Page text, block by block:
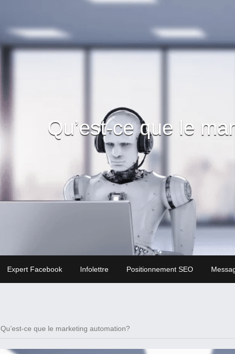
Qu’est-ce que le
Expert Facebook Infolettre Positionnement SEO
Qu’est-ce que le marketing automation?